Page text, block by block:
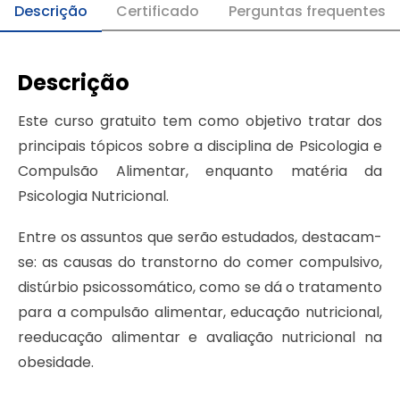
Descrição Certificado Perguntas frequentes
Descrição
Este curso gratuito tem como objetivo tratar dos
principais tópicos sobre a disciplina de Psicologia e
Compulsão Alimentar, enquanto matéria da
Psicologia Nutricional.
Entre os assuntos que serão estudados, destacam-
se: as causas do transtorno do comer compulsivo,
distúrbio psicossomático, como se dá o tratamento
para a compulsão alimentar, educação nutricional,
reeducação alimentar e avaliação nutricional na
obesidade.